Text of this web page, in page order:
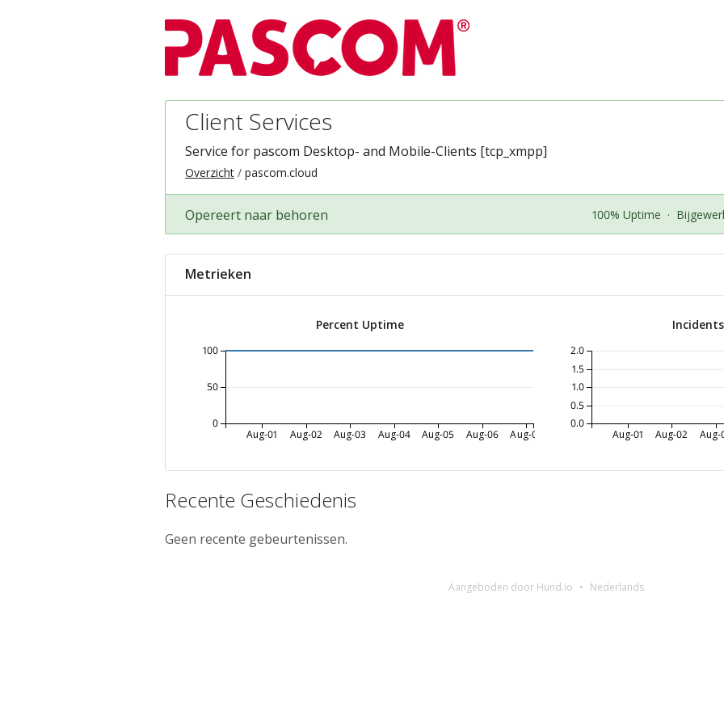
Client Services
Service for pascom Desktop- and Mobile-Clients [tcp_xmpp]
Overzicht pascom.cloud
Opereert naar behoren 100% Uptime ·
Metrieken
Percent Uptime
Aug-01 Aug-02 Aug-03 Aug-04 Aug-05 Aug-06 Aug-07
0
50
100
Aug-01 Aug-02 Aug-
0.0
0.5
1.0
1.5
2.0
Recente Geschiedenis
Geen recente gebeurtenissen.
Aangeboden door Hund.io Nederlands